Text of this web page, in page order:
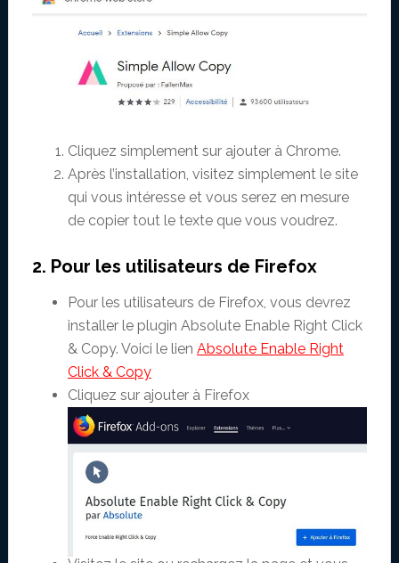
Cliquez simplement sur ajouter à Chrome.
Après l’installation, visitez simplement le site
qui vous intéresse et vous serez en mesure
de copier tout le texte que vous voudrez.
2. Pour les utilisateurs de Firefox
Pour les utilisateurs de Firefox, vous devrez
installer le plugin Absolute Enable Right Click
& Copy. Voici le lien Absolute Enable Right
Click & Copy
Cliquez sur ajouter à Firefox